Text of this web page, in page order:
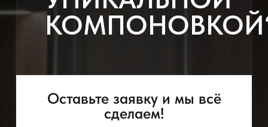
Оставьте заявку и мы всё
сделаем!